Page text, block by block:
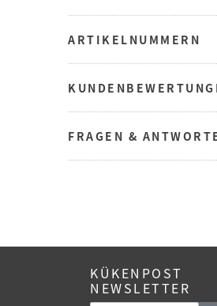
ARTIKELNUMMERN
FRAGEN &
KÜKENPOST
NEWSLETTER